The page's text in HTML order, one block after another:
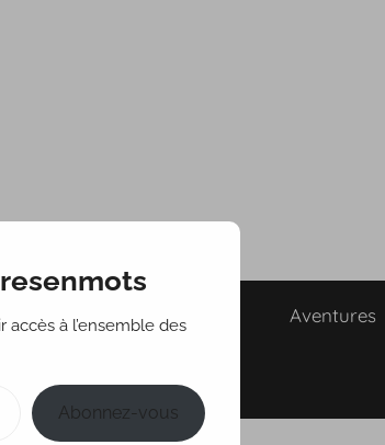
Policier Récits de vies Aventures
à l’ensemble des
Abonnez-vous